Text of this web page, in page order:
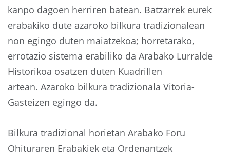
kanpo dagoen herriren batean. Batzarrek eurek
erabakiko dute azaroko bilkura tradizionalean
non egingo duten maiatzekoa; horretarako,
errotazio sistema erabiliko da Arabako Lurralde
Historikoa osatzen duten Kuadrillen
artean. Azaroko bilkura tradizionala Vitoria-
Gasteizen egingo da.
Bilkura tradizional horietan Arabako Foru
Ohituraren Erabakiek eta Ordenantzek